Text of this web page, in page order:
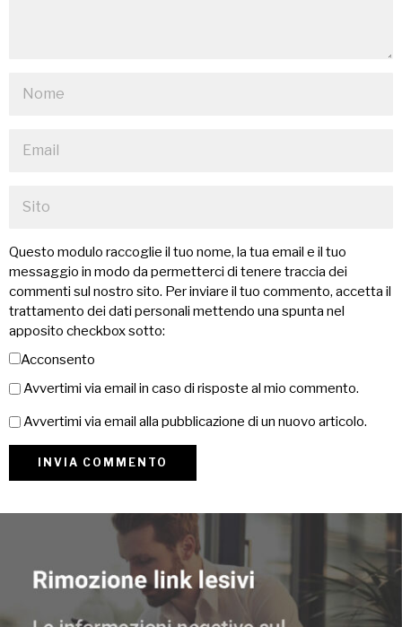
Questo modulo raccoglie il tuo nome, la tua email e il tuo
messaggio in modo da permetterci di tenere traccia dei
commenti sul nostro sito. Per inviare il tuo commento, accetta il
trattamento dei dati personali mettendo una spunta nel
apposito checkbox sotto:
Acconsento
Avvertimi via email in caso di risposte al mio commento.
Avvertimi via email alla pubblicazione di un nuovo articolo.